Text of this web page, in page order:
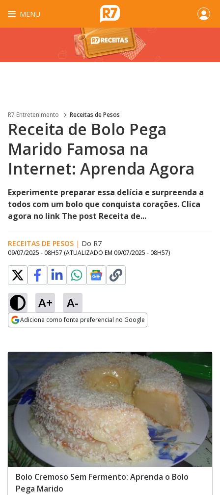
MENU
R7 Entretenimento Receitas de Pesos
Receita de Bolo Pega
Marido Famosa na
Internet: Aprenda Agora
Experimente preparar essa delícia e surpreenda a
todos com um bolo que conquista corações. Clica
agora no link The post Receita de...
RECEITAS DE PESOS | Do R7
09/07/2025 - 08H57 (ATUALIZADO EM 09/07/2025 - 08H57)
A+ A-
Adicione como fonte preferencial no Google
Bolo Cremoso Sem Fermento: Aprenda o Bolo
Pega Marido